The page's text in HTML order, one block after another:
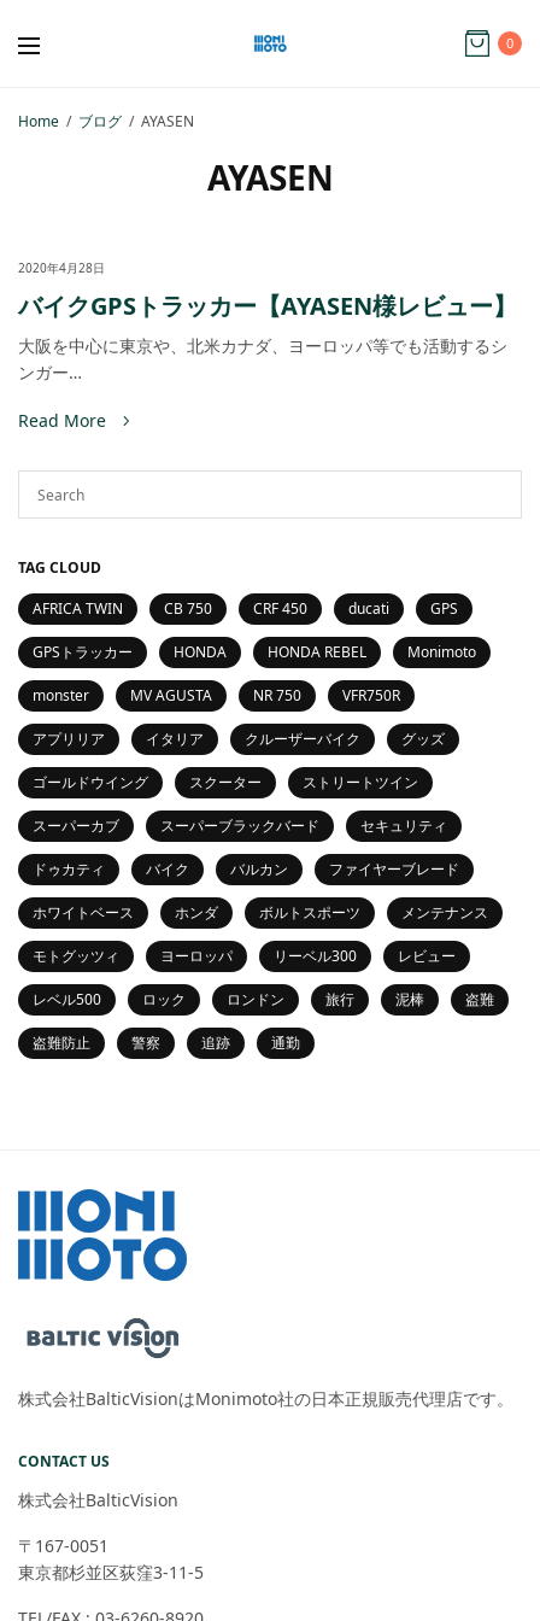
0
Home ブログ AYASEN
AYASEN
2020年4月28日
バイクGPSトラッカー【AYASEN様レビュー】
大阪を中心に東京や、北米カナダ、ヨーロッパ等でも活動するシ
ンガー…
Read More
TAG CLOUD
AFRICA TWIN
CB 750 CRF 450 ducati GPS
GPSトラッカー HONDA HONDA REBEL Monimoto
monster MV AGUSTA NR 750 VFR750R
アプリリア イタリア クルーザーバイク グッズ
ゴールドウイング スクーター ストリートツイン
スーパーカブ スーパーブラックバード セキュリティ
ドゥカティ バイク バルカン ファイヤーブレード
ホワイトベース ホンダ ボルトスポーツ メンテナンス
モトグッツィ ヨーロッパ リーベル300 レビュー
レベル500 ロック ロンドン 旅行 泥棒 盗難
盗難防止 警察 追跡 通勤
株式会社BalticVisionはMonimoto社の日本正規販売代理店です。
CONTACT US
株式会社BalticVision
〒167-0051
東京都杉並区荻窪3-11-5